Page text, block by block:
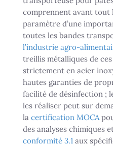
comprennent avant tout
paramètre d’une
toutes les bandes
l’industrie agro-
treillis métalliques de
strictement en acier
hautes garanties de
facilité de désinfection ;
les réaliser peut sur
la certification MOCA
des analyses chimiques
conformité 3.1 aux